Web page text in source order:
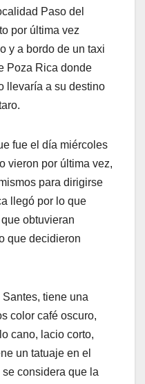
Paso del
por última vez
y a bordo de un taxi
Poza Rica donde
llevaría a su destino
fue el día miércoles
vieron por última vez,
para dirigirse
llegó por lo que
obtuvieran
que decidieron
tiene una
color café oscuro,
cano, lacio corto,
un tatuaje en el
considera que la